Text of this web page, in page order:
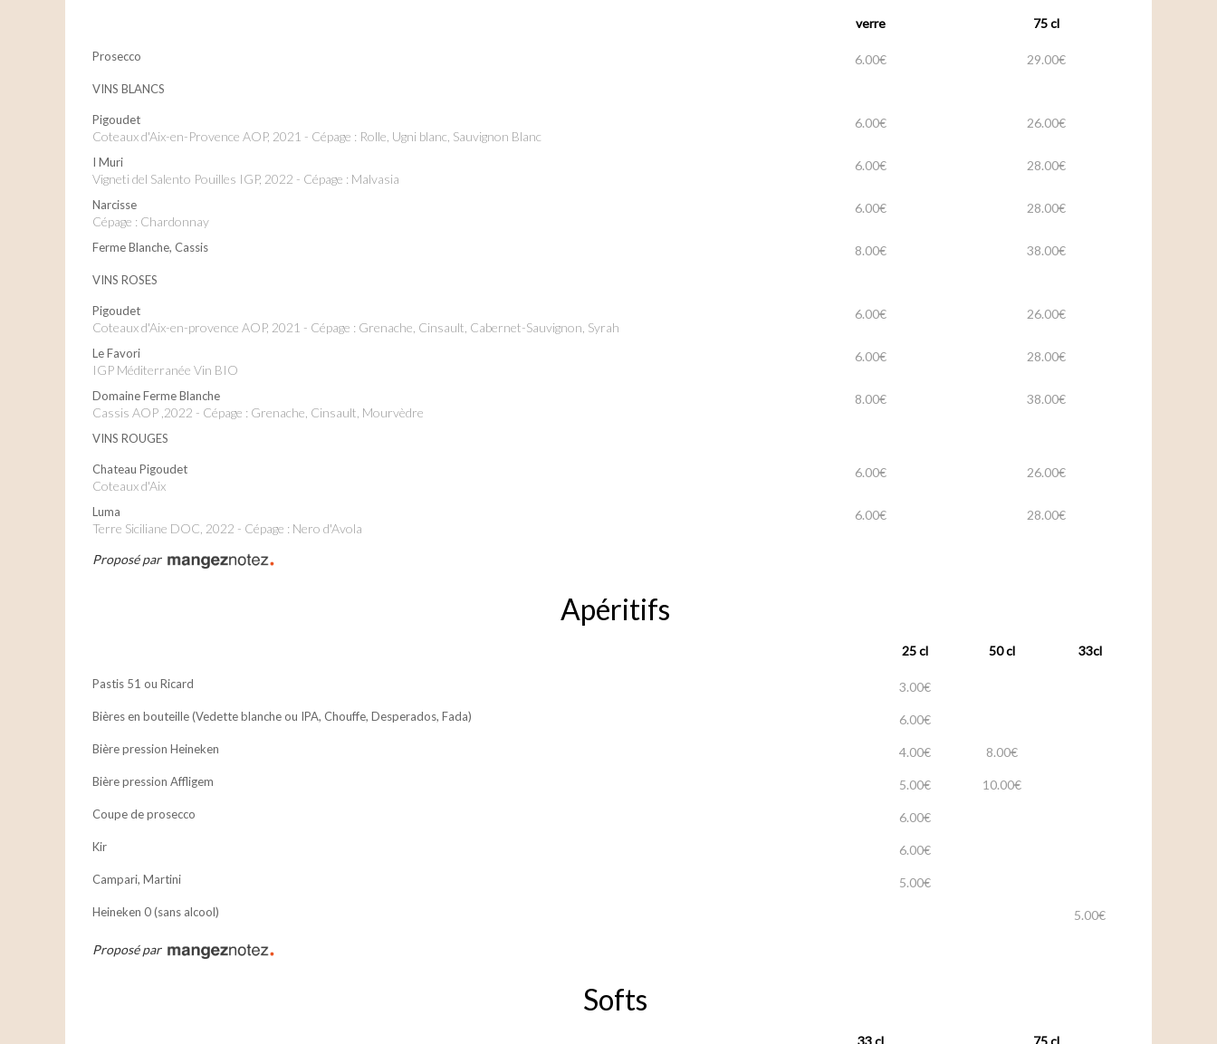
verre 75 cl
Prosecco 6.00€ 29.00€
VINS BLANCS
Pigoudet
Coteaux d'Aix-en-Provence AOP, 2021 - Cépage : Rolle, Ugni blanc, Sauvignon Blanc
6.00€ 26.00€
I Muri
Vigneti del Salento Pouilles IGP, 2022 - Cépage : Malvasia
6.00€ 28.00€
Narcisse
Cépage : Chardonnay
6.00€ 28.00€
Ferme Blanche, Cassis 8.00€ 38.00€
VINS ROSES
Pigoudet
Coteaux d'Aix-en-provence AOP, 2021 - Cépage : Grenache, Cinsault, Cabernet-Sauvignon, Syrah
6.00€ 26.00€
Le Favori
IGP Méditerranée Vin BIO
6.00€ 28.00€
Domaine Ferme Blanche
Cassis AOP ,2022 - Cépage : Grenache, Cinsault, Mourvèdre
8.00€ 38.00€
VINS ROUGES
Chateau Pigoudet
Coteaux d'Aix
6.00€ 26.00€
Luma
Terre Siciliane DOC, 2022 - Cépage : Nero d'Avola
6.00€ 28.00€
Proposé par
Apéritifs
25 cl 50 cl 33cl
Pastis 51 ou Ricard 3.00€
Bières en bouteille (Vedette blanche ou IPA, Chouffe, Desperados, Fada) 6.00€
Bière pression Heineken 4.00€ 8.00€
Bière pression Affligem 5.00€ 10.00€
Coupe de prosecco 6.00€
Kir 6.00€
Campari, Martini 5.00€
Heineken 0 (sans alcool) 5.00€
Proposé par
Softs
33 cl 75 cl